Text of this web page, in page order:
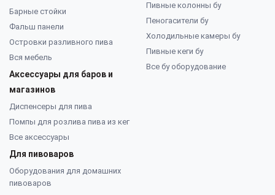
Барные стойки
Фальш панели
Островки разливного пива
Вся мебель
Аксессуары для баров и
магазинов
Диспенсеры для пива
Помпы для розлива пива из кег
Все аксессуары
Для пивоваров
Оборудования для домашних
пивоваров
Пивные колонны бу
Пеногасители бу
Холодильные камеры бу
Пивные кеги бу
Все бу оборудование